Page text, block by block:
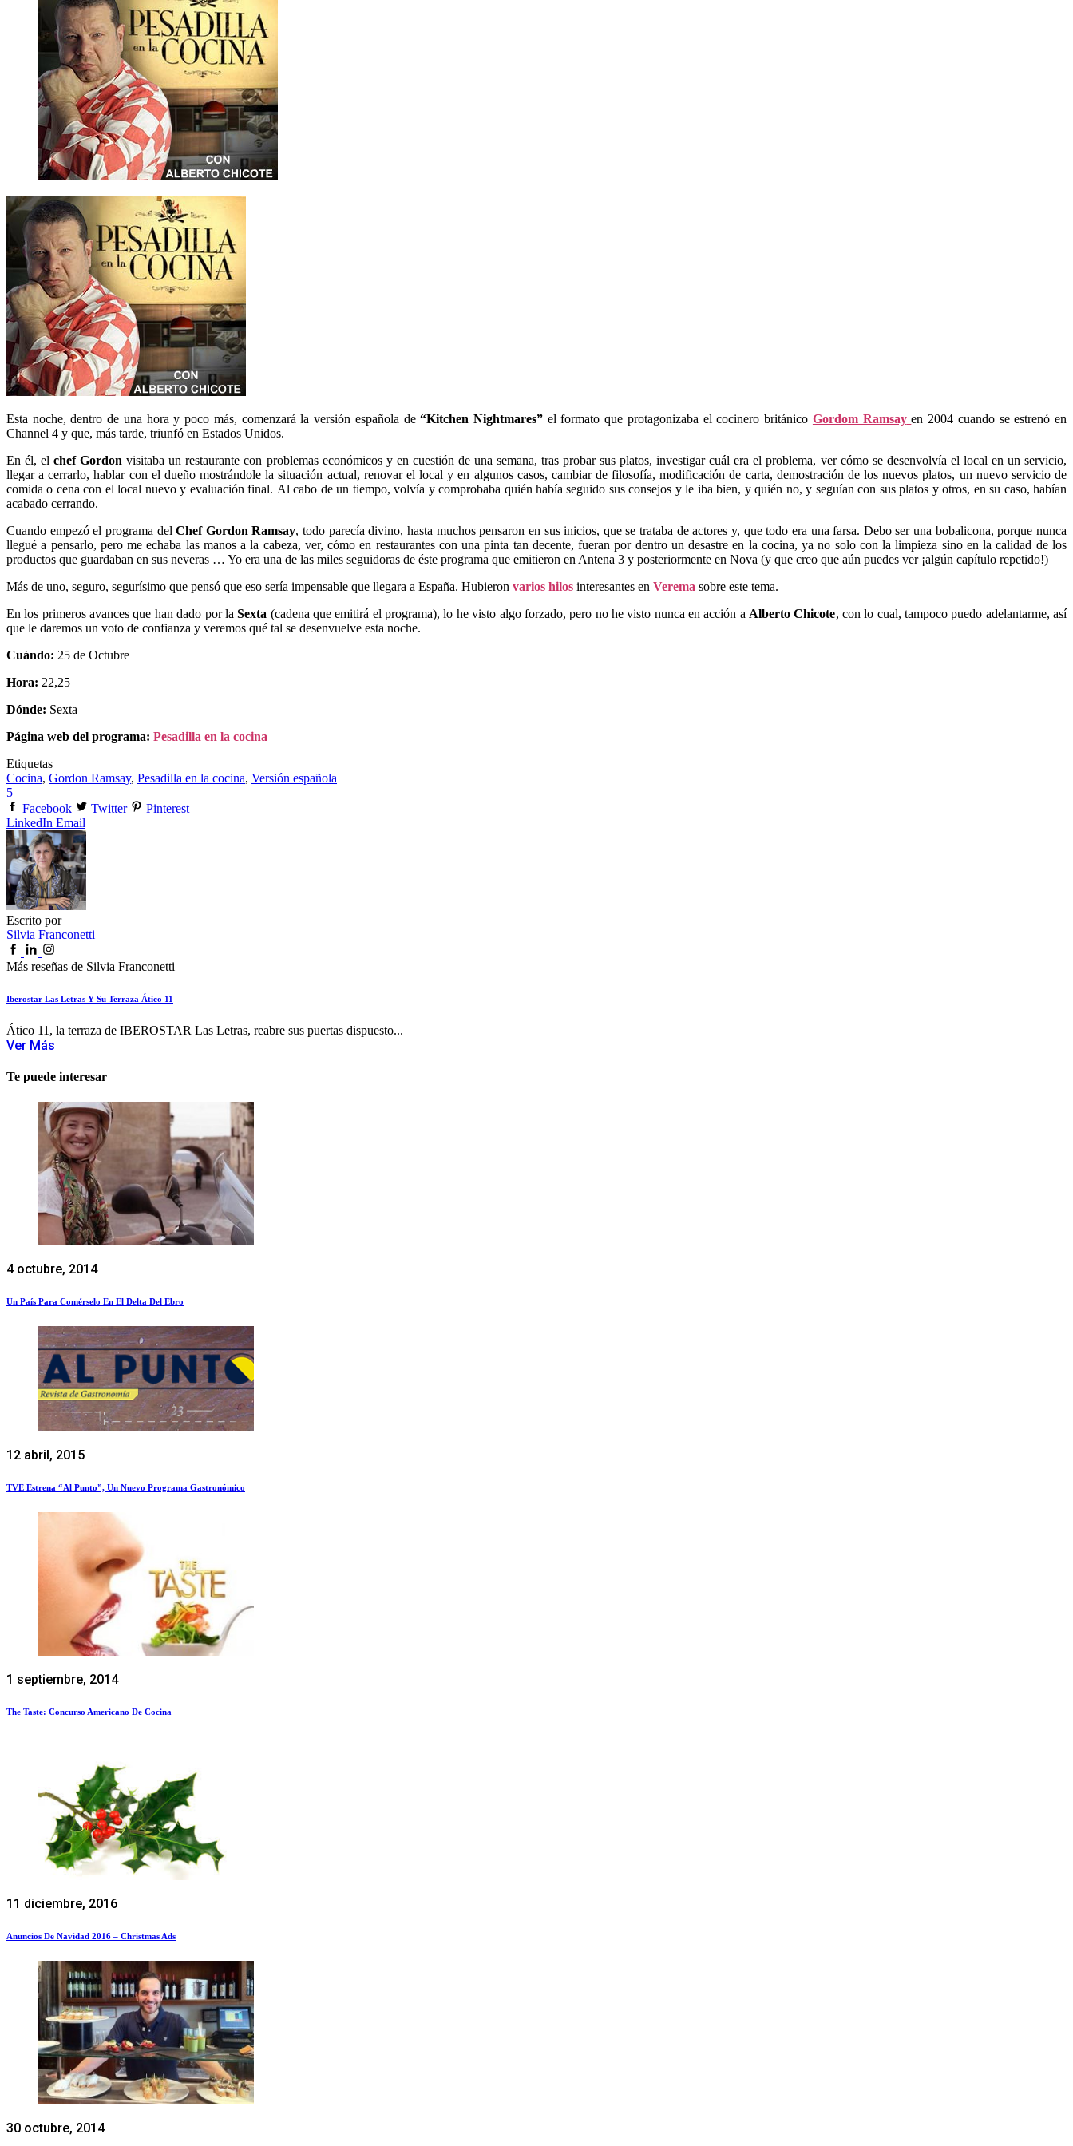
Esta noche, dentro de una hora y poco más, comenzará la versión española de“Kitchen Nightmares” el formato que protagonizaba el cocinero británico Gordom Ramsay en 2004 cuando se estrenó en
Channel 4 y que, más tarde, triunfó en Estados Unidos.
En él, el chef Gordon visitaba un restaurante con problemas económicos y en cuestión de una semana, tras probar sus platos, investigar cuál era el problema, ver cómo se desenvolvía el local en un servicio,
llegar a cerrarlo, hablar con el dueño mostrándole la situación actual, renovar el local y en algunos casos, cambiar de filosofía, modificación de carta, demostración de los nuevos platos, un nuevo servicio de
comida o cena con el local nuevo y evaluación final. Al cabo de un tiempo, volvía y comprobaba quién había seguido sus consejos y le iba bien, y quién no, y seguían con sus platos y otros, en su caso, habían
acabado cerrando.
Cuando empezó el programa delChef Gordon Ramsay, todo parecía divino, hasta muchos pensaron en sus inicios, que se trataba de actores y, que todo era una farsa. Debo ser una bobalicona, porque nunca
llegué a pensarlo, pero me echaba las manos a la cabeza, ver, cómo en restaurantes con una pinta tan decente, fueran por dentro un desastre en la cocina, ya no solo con la limpieza sino en la calidad de los
productos que guardaban en sus neveras … Yo era una de las miles seguidoras de éste programa que emitieron en Antena 3 y posteriormente en Nova (y que creo que aún puedes ver ¡algún capítulo repetido!)
Más de uno, seguro, segurísimo que pensó que eso sería impensable que llegara a España. Hubieron varios hilos interesantes en Verema sobre este tema.
En los primeros avances que han dado por laSexta (cadena que emitirá el programa), lo he visto algo forzado, pero no he visto nunca en acción a Alberto Chicote, con lo cual, tampoco puedo adelantarme, así
que le daremos un voto de confianza y veremos qué tal se desenvuelve esta noche.
Cuándo: 25 de Octubre
Hora: 22,25
Dónde: Sexta
Página web del programa: Pesadilla en la cocina
Etiquetas
Cocina, Gordon Ramsay, Pesadilla en la cocina, Versión española
5
Facebook
Twitter
Pinterest
LinkedIn Email
Escrito por
Silvia Franconetti
Más reseñas de Silvia Franconetti
Iberostar Las Letras Y Su Terraza Ático 11
Ático 11, la terraza de IBEROSTAR Las Letras, reabre sus puertas dispuesto...
Ver Más
Te puede interesar
4 octubre, 2014
Un País Para Comérselo En El Delta Del Ebro
12 abril, 2015
TVE Estrena “Al Punto”, Un Nuevo Programa Gastronómico
1 septiembre, 2014
The Taste: Concurso Americano De Cocina
11 diciembre, 2016
Anuncios De Navidad 2016 – Christmas Ads
30 octubre, 2014